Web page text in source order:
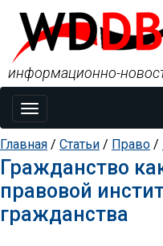
Toggle
navigation
информационно-
Главная / Статьи / Право /
Гражданство
правовой
гражданства